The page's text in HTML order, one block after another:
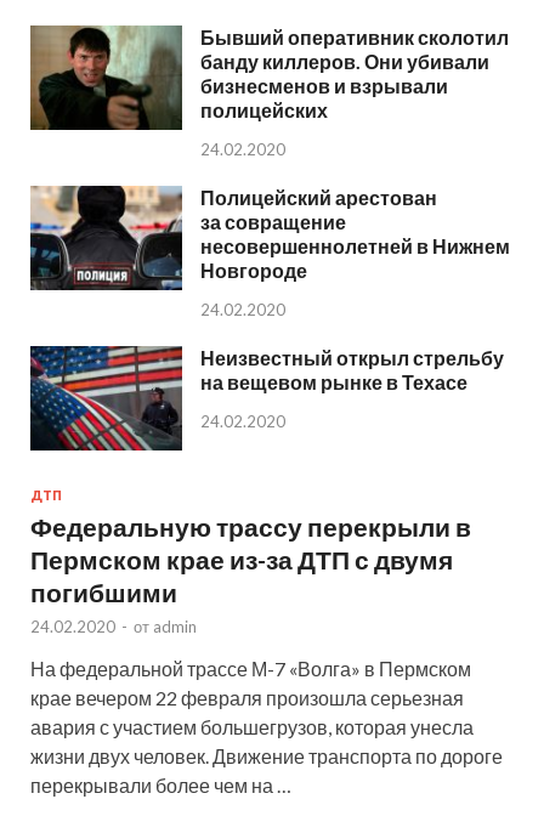
Бывший оперативник сколотил
банду киллеров. Они убивали
бизнесменов и взрывали
полицейских
24.02.2020
Полицейский арестован
за совращение
несовершеннолетней в Нижнем
Новгороде
24.02.2020
Неизвестный открыл стрельбу
на вещевом рынке в Техасе
24.02.2020
ДТП
Федеральную трассу перекрыли в
Пермском крае из-за ДТП с двумя
погибшими
24.02.2020 - от admin
На федеральной трассе М-7 «Волга» в Пермском
крае вечером 22 февраля произошла серьезная
авария с участием большегрузов, которая унесла
жизни двух человек. Движение транспорта по дороге
перекрывали более чем на …